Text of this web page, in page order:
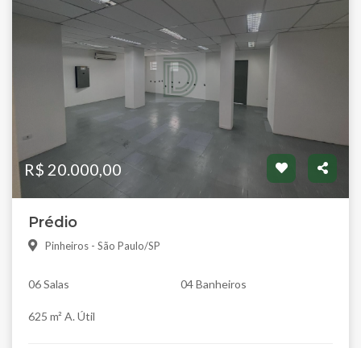
R$ 20.000,00
Prédio
Pinheiros - São Paulo/SP
06 Salas 04 Banheiros
625 m² A. Útil